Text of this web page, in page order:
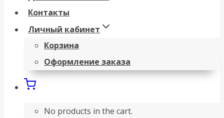
Контакты
Личный кабинет
Корзина
Оформление заказа
No products in the cart.